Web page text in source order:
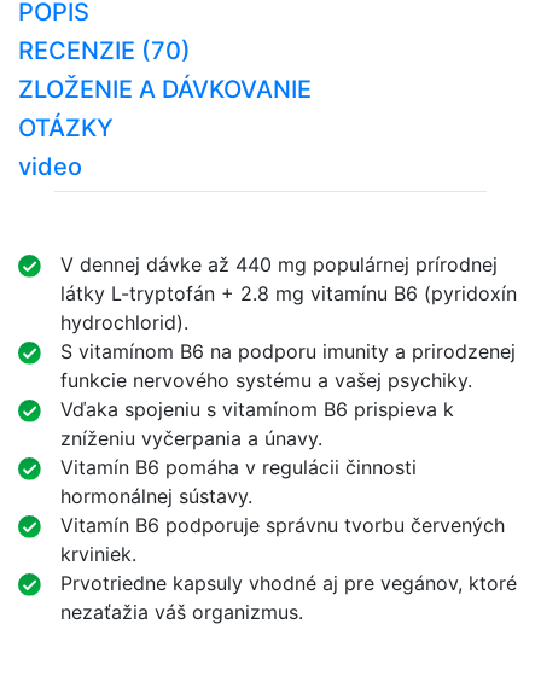
POPIS
RECENZIE (70)
ZLOŽENIE A DÁVKOVANIE
OTÁZKY
video
V dennej dávke až 440 mg populárnej prírodnej
látky L-tryptofán + 2.8 mg vitamínu B6 (pyridoxín
hydrochlorid).
S vitamínom B6 na podporu imunity a prirodzenej
funkcie nervového systému a vašej psychiky.
Vďaka spojeniu s vitamínom B6 prispieva k
zníženiu vyčerpania a únavy.
Vitamín B6 pomáha v regulácii činnosti
hormonálnej sústavy.
Vitamín B6 podporuje správnu tvorbu červených
krviniek.
Prvotriedne kapsuly vhodné aj pre vegánov, ktoré
nezaťažia váš organizmus.